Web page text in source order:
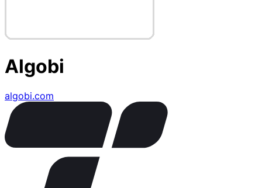
Algobi
algobi.com